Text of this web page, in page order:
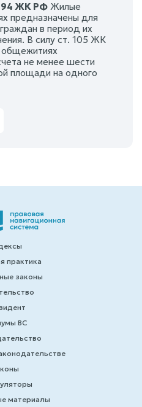
ЖК РФ Жилые
предназначены для
в период их
В силу ст. 105 ЖК
не менее шести
площади на одного
практика
законы
ВС
материалы